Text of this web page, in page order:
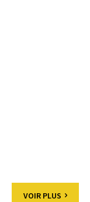
VOIR PLUS